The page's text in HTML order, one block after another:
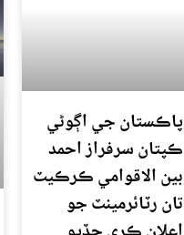
پاڪستان جي اڳوڻي
ڪپتان سرفراز احمد
بين الاقوامي ڪرڪيٽ
تان رٽائرمينٽ جو